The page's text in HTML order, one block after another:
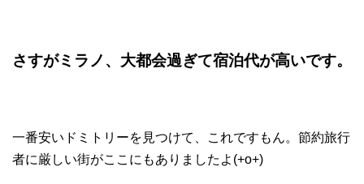
さすがミラノ、大都会過ぎて宿泊代が高いです。
一番安いドミトリーを見つけて、これですもん。節約旅行
者に厳しい街がここにもありましたよ(+o+)